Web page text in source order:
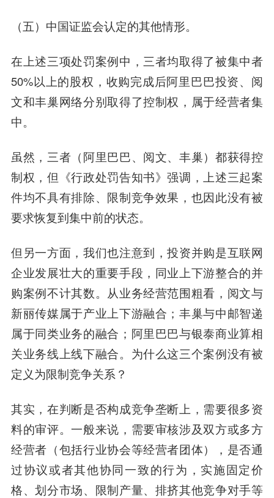
（五）中国证监会认定的其他情形。
在上述三项处罚案例中，三者均取得了被集中者
50%以上的股权，收购完成后阿里巴巴投资、阅
文和丰巢网络分别取得了控制权，属于经营者集
中。
虽然，三者（阿里巴巴、阅文、丰巢）都获得控
制权，但《行政处罚告知书》强调，上述三起案
件均不具有排除、限制竞争效果，也因此没有被
要求恢复到集中前的状态。
但另一方面，我们也注意到，投资并购是互联网
企业发展壮大的重要手段，同业上下游整合的并
购案例不计其数。从业务经营范围粗看，阅文与
新丽传媒属于产业上下游融合；丰巢与中邮智递
属于同类业务的融合；阿里巴巴与银泰商业算相
关业务线上线下融合。为什么这三个案例没有被
定义为限制竞争关系？
其实，在判断是否构成竞争垄断上，需要很多资
料的审评。一般来说，需要审核涉及双方或多方
经营者（包括行业协会等经营者团体），是否通
过协议或者其他协同一致的行为，实施固定价
格、划分市场、限制产量、排挤其他竞争对手等